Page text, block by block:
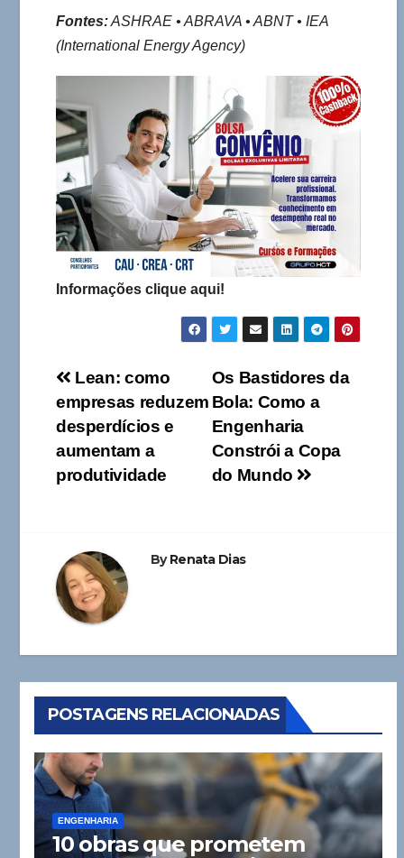
Fontes:ASHRAE • ABRAVA • ABNT • IEA
(International Energy Agency)
Informações clique aqui!
Navegação
de
Post
Os Bastidores da
Bola: Como a
Engenharia
Constrói a Copa
do Mundo
Lean: como
empresas reduzem
desperdícios e
aumentam a
produtividade
ByRenata Dias
POSTAGENS RELACIONADAS
ENGENHARIA
10 obras que prometem